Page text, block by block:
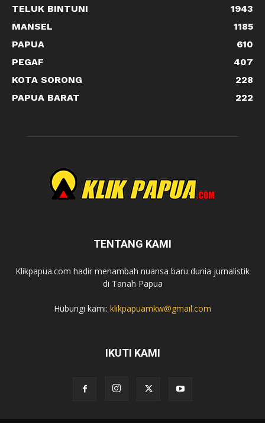
TELUK BINTUNI
1943
MANSEL
1185
PAPUA
610
PEGAF
407
KOTA SORONG
228
PAPUA BARAT
222
TENTANG KAMI
Klikpapua.com hadir menambah nuansa baru dunia jurnalistik
di Tanah Papua
Hubungi kami: klikpapuamkw@gmail.com
IKUTI KAMI